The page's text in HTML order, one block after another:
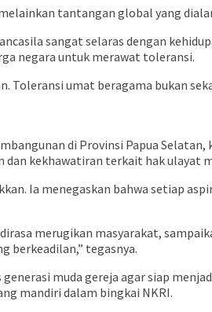
tantangan global yang
sangat selaras dengan
negara untuk merawat toleransi.
umat beragama bukan
di Provinsi Papua Selatan,
kekhawatiran terkait hak ulayat
Ia menegaskan bahwa setiap
merugikan masyarakat,
berkeadilan,” tegasnya.
muda gereja agar siap
mandiri dalam bingkai NKRI.